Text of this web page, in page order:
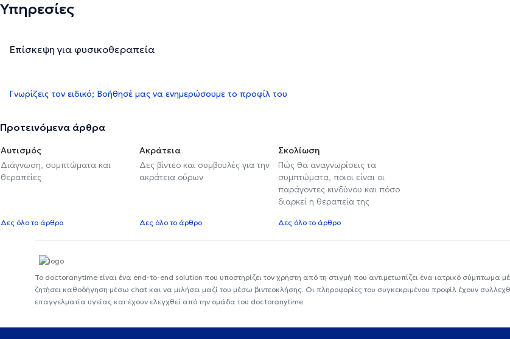
Υπηρεσίες
Επίσκεψη για φυσικοθεραπεία
Γνωρίζεις τον ειδικό; Βοήθησέ μας να ενημερώσουμε το προφίλ του
Προτεινόμενα άρθρα
Αυτισμός
Διάγνωση, συμπτώματα και
θεραπείες
Δες όλο το άρθρο
Ακράτεια
Δες βίντεο και συμβουλές για την
ακράτεια ούρων
Δες όλο το άρθρο
Σκολίωση
Πώς θα αναγνωρίσεις τα
συμπτώματα, ποιοι είναι οι
παράγοντες κινδύνου και πόσο
διαρκεί η θεραπεία της
Δες όλο το άρθρο
Το doctoranytime είναι ένα end-to-end solution που υποστηρίζει τον χρήστη από τη στιγμή που αντιμετωπίζει ένα ιατρικό σύμπτωμα
ζητήσει καθοδήγηση μέσω chat και να μιλήσει μαζί του μέσω βιντεοκλήσης. Οι πληροφορίες του συγκεκριμένου προφίλ έχουν
επαγγελματία υγείας και έχουν ελεγχθεί από την ομάδα του doctoranytime.